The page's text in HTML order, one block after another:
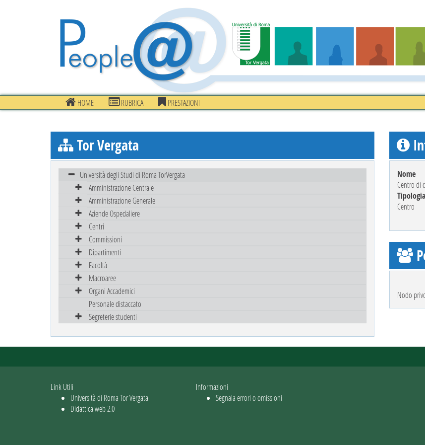
HOME RUBRICA PRESTAZIONI
Tor Vergata
Università degli Studi di Roma TorVergata
Amministrazione Centrale
Amministrazione Generale
Aziende Ospedaliere
Centri
Commissioni
Dipartimenti
Facoltà
Macroaree
Organi Accademici
Personale distaccato
Segreterie studenti
Nome
Centro di
Tipologia
Centro
Nodo
Link Utili
Università di Roma Tor Vergata
Didattica web 2.0
Informazioni
Segnala errori o omissioni